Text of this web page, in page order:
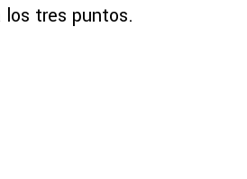
los tres puntos.